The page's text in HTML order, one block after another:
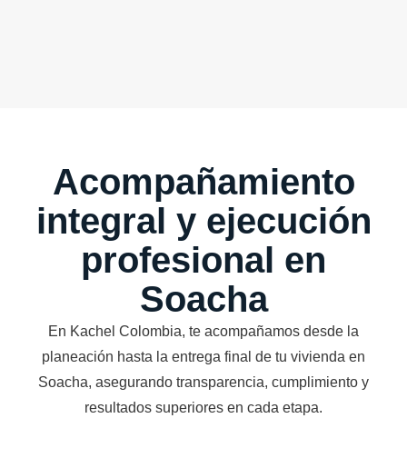
Acompañamiento
integral y ejecución
profesional en
Soacha
En Kachel Colombia, te acompañamos desde la
planeación hasta la entrega final de tu vivienda en
Soacha, asegurando transparencia, cumplimiento y
resultados superiores en cada etapa.